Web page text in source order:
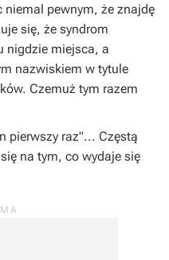
niemal pewnym, że znajdę
się, że syndrom
nigdzie miejsca, a
nazwiskiem w tytule
Czemuż tym razem
pierwszy raz"... Częstą
na tym, co wydaje się